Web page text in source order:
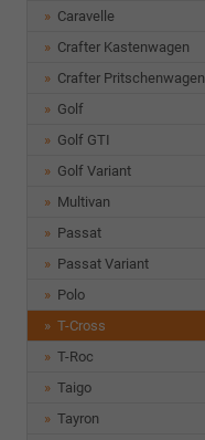
Caravelle
Crafter Kastenwagen
Crafter Pritschenwagen
Golf
Golf GTI
Golf Variant
Multivan
Passat
Passat Variant
Polo
T-Cross
T-Roc
Taigo
Tayron